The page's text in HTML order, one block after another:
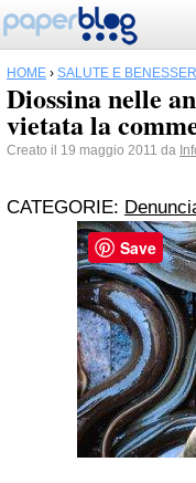
HOME › SALUTE E
Diossina nelle
vietata la
Creato il 19 maggio 2011 da
CATEGORIE:
Save